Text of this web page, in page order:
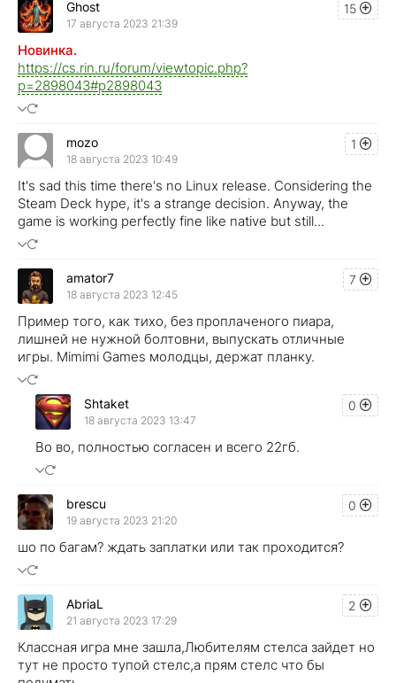
15
Ghost
17 августа 2023 21:39
Новинка.
https://cs.rin.ru/forum/viewtopic.php?
p=2898043#p2898043
1
mozo
18 августа 2023 10:49
It's sad this time there's no Linux release. Considering the
Steam Deck hype, it's a strange decision. Anyway, the
game is working perfectly fine like native but still...
7
amator7
18 августа 2023 12:45
Пример того, как тихо, без проплаченого пиара,
лишней не нужной болтовни, выпускать отличные
игры. Mimimi Games молодцы, держат планку.
0
Shtaket
18 августа 2023 13:47
Во во, полностью согласен и всего 22гб.
0
brescu
19 августа 2023 21:20
шо по багам? ждать заплатки или так проходится?
2
AbriaL
21 августа 2023 17:29
Классная игра мне зашла,Любителям стелса зайдет но
тут не просто тупой стелс,а прям стелс что бы